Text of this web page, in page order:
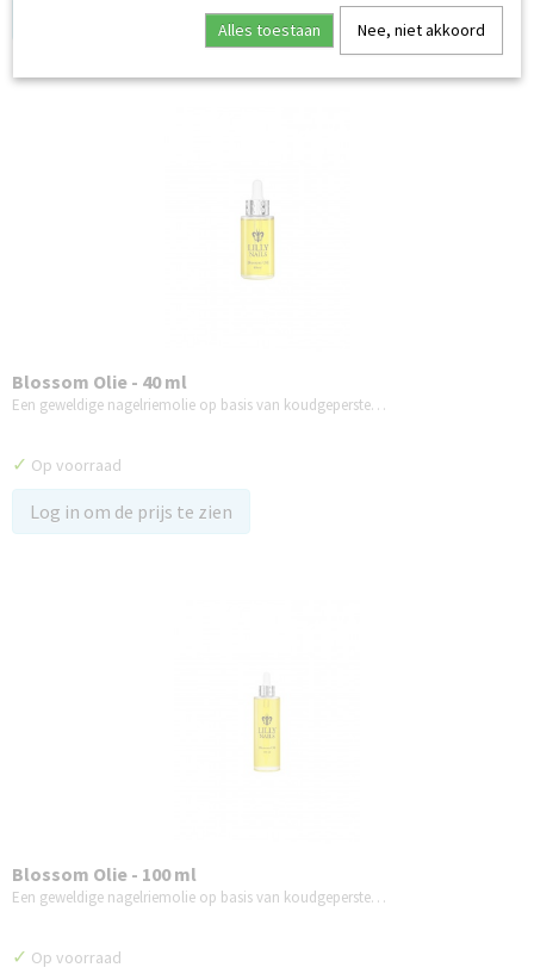
Log in om de prijs te zien
Blossom Olie - 40 ml
Een geweldige nagelriemolie op basis van koudgeperste…
✓ Op voorraad
Log in om de prijs te zien
Blossom Olie - 100 ml
Een geweldige nagelriemolie op basis van koudgeperste…
✓ Op voorraad
Alles toestaan Nee, niet akkoord